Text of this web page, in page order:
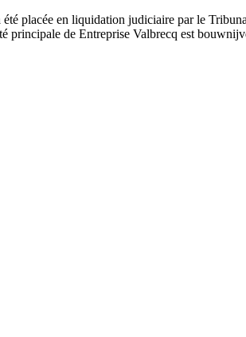
placée en liquidation judiciaire par le
principale de Entreprise Valbrecq est